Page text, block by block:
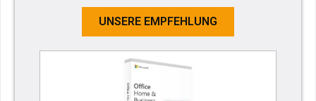
UNSERE EMPFEHLUNG